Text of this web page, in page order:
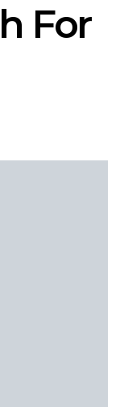
For